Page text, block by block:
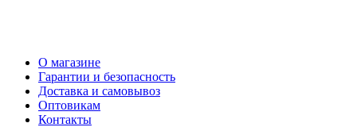
О магазине
Гарантии и безопасность
Доставка и самовывоз
Оптовикам
Контакты